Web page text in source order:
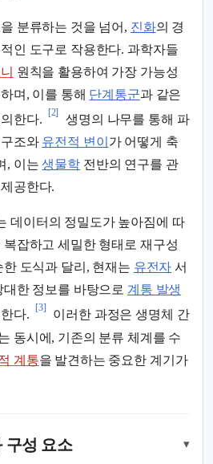
분류하는 것을 넘어, 진화의 경
인 도구로 작용한다. 과학자들
원칙을 활용하여 가장 가능성
며, 이를 통해 단계통군과 같은
한다.
[2]
생명의 나무를 통해 파
조와 유전적 변이 가 어떻게 축
, 이는생물학전반의 연구를 관
공한다.
데이터의 정밀도가 높아짐에 따
잡하고 세밀한 형태로 재구성
도식과 달리, 현재는 유전자 서
한 정보를 바탕으로 계통 발생
다.
[3]
이러한 과정은 생명체 간
동시에, 기존의 분류 체계를 수
계통을 발견하는 중요한 계기가
구성 요소 ▾